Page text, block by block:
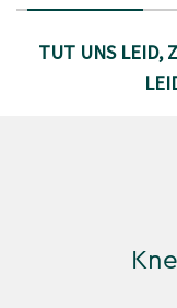
TUT UNS LEID,